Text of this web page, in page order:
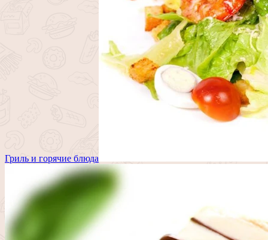
Гриль и горячие блюда